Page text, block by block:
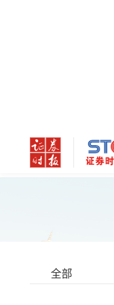
全部